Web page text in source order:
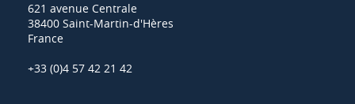
621 avenue Centrale
38400 Saint-Martin-d'Hères
France
+33 (0)4 57 42 21 42